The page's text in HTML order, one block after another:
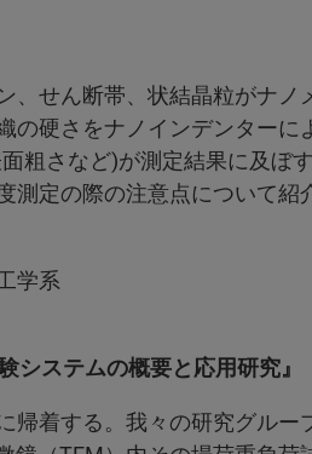
、せん断帯、状結晶粒がナノ
の硬さをナノインデンターに
粗さなど)が測定結果に及ぼ
測定の際の注意点について紹
系
システムの概要と応用研究』
帰着する。我々の研究グルー